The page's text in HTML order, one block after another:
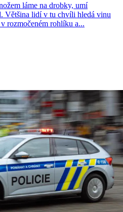
láme na drobky, umí
Většina lidí v tu chvíli hledá vinu
rozmočeném rohlíku a...